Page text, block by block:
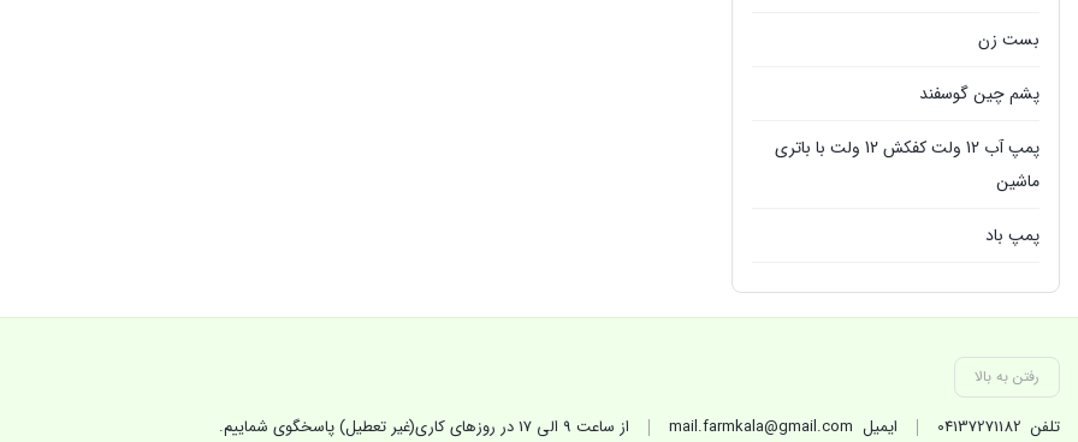
بست زن
پشم چین گوسفند
پمپ آب 12 ولت کفکش 12 ولت با باتری
ماشین
پمپ باد
پمپ سمپاش
پمپ گازوئیل کش
رفتن به بالا
تلفن 04137271182 ایمیل mail.farmkala@gmail.com از ساعت 9 الی 17 در روزهای کاری(غیر تعطیل) پاسخگوی شماییم.